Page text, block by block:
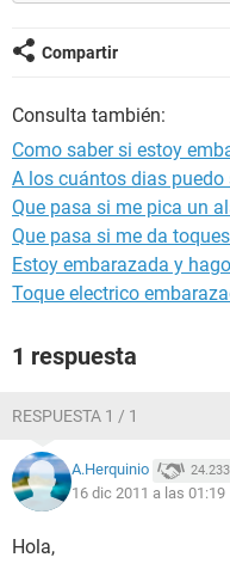
Compartir
Consulta también:
Como saber si estoy
A los cuántos dias
Que pasa si me pica un
Que pasa si me da
Estoy embarazada y
Toque electrico
1 respuesta
RESPUESTA 1 / 1
A.Herquinio 24.233
16 dic 2011 a las 01:19
Hola,